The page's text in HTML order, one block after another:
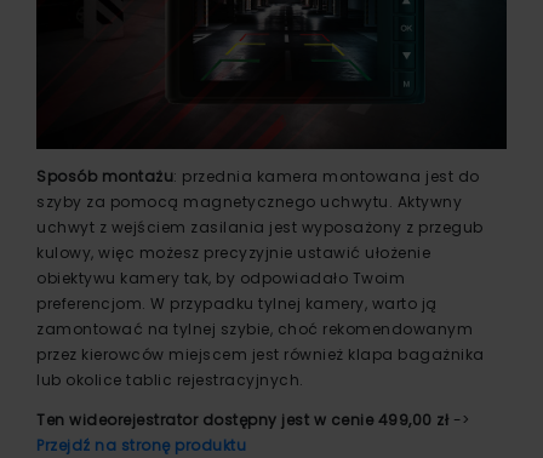
Sposób montażu: przednia kamera montowana jest do
szyby za pomocą magnetycznego uchwytu. Aktywny
uchwyt z wejściem zasilania jest wyposażony z przegub
kulowy, więc możesz precyzyjnie ustawić ułożenie
obiektywu kamery tak, by odpowiadało Twoim
preferencjom. W przypadku tylnej kamery, warto ją
zamontować na tylnej szybie, choć rekomendowanym
przez kierowców miejscem jest również klapa bagażnika
lub okolice tablic rejestracyjnych.
Ten wideorejestrator dostępny jest w cenie 499,00 zł ->
Przejdź na stronę produktu